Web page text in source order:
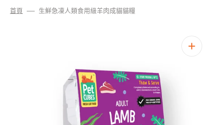
首頁 生鮮急凍人類食用級羊肉成貓貓糧